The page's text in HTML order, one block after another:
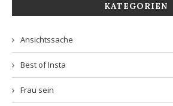
KATEGORIEN
Ansichtssache
Best of Insta
Frau sein